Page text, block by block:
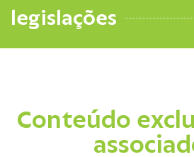
legislações
Conteúdo